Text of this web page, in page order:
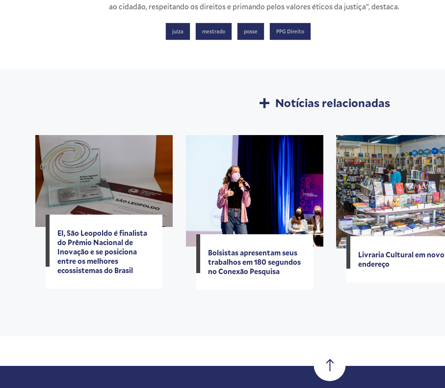
ao cidadão, respeitando os direitos e primando pelos valores éticos da justiça”, destaca.
juíza mestrado posse PPG Direito
Notícias relacionadas
EI, São Leopoldo é finalista
do Prêmio Nacional de
Inovação e se posiciona
entre os melhores
ecossistemas do Brasil
Bolsistas apresentam seus
trabalhos em 180 segundos
no Conexão Pesquisa
Livraria Cultural em novo
endereço